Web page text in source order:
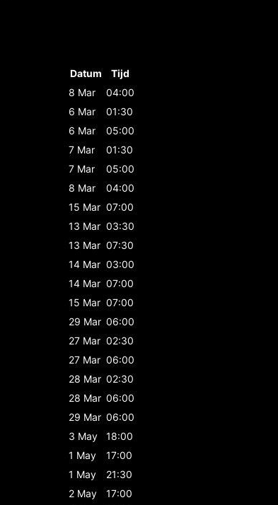
Datum
Tijd
8 Mar
04:00
6 Mar
01:30
6 Mar
05:00
7 Mar
01:30
7 Mar
05:00
8 Mar
04:00
15 Mar 07:00
13 Mar 03:30
13 Mar 07:30
14 Mar 03:00
14 Mar 07:00
15 Mar 07:00
29 Mar 06:00
27 Mar 02:30
27 Mar 06:00
28 Mar 02:30
28 Mar 06:00
29 Mar 06:00
3 May
18:00
1 May
17:00
1 May
21:30
2 May
17:00